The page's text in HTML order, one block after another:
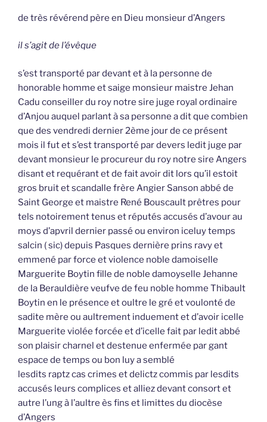
de très révérend père en Dieu monsieur d’Angers
il s’agit de l’évêque
s’est transporté par devant et à la personne de
honorable homme et saige monsieur maistre Jehan
Cadu conseiller du roy notre sire juge royal ordinaire
d’Anjou auquel parlant à sa personne a dit que combien
que des vendredi dernier 2ème jour de ce présent
mois il fut et s’est transporté par devers ledit juge par
devant monsieur le procureur du roy notre sire Angers
disant et requérant et de fait avoir dit lors qu’il estoit
gros bruit et scandalle frère Angier Sanson abbé de
Saint George et maistre René Bouscault prêtres pour
tels notoirement tenus et réputés accusés d’avour au
moys d’apvril dernier passé ou environ iceluy temps
salcin ( sic) depuis Pasques dernière prins ravy et
emmené par force et violence noble damoiselle
Marguerite Boytin fille de noble damoyselle Jehanne
de la Berauldière veufve de feu noble homme Thibault
Boytin en le présence et oultre le gré et voulonté de
sadite mère ou aultrement induement et d’avoir icelle
Marguerite violée forcée et d’icelle fait par ledit abbé
son plaisir charnel et destenue enfermée par gant
espace de temps ou bon luy a semblé
lesdits raptz cas crimes et delictz commis par lesdits
accusés leurs complices et alliez devant consort et
autre l’ung à l’aultre ès fins et limittes du diocèse
d’Angers